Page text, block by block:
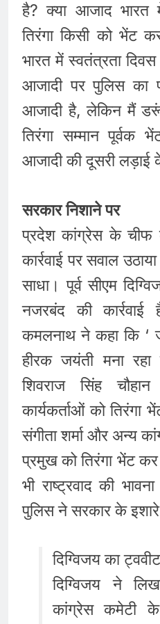
है? क्या आजाद भारत
तिरंगा किसी को भेंट
भारत में स्वतंत्रता
आजादी पर पुलिस का
आजादी है, लेकिन मैं
तिरंगा सम्मान पूर्वक
आजादी की दूसरी लड़ाई
सरकार निशाने पर
प्रदेश कांग्रेस के चीफ
कार्रवाई पर सवाल
साधा। पूर्व सीएम
नजरबंद की
कमलनाथ ने कहा कि ‘
हीरक जयंती मना
शिवराज सिंह
कार्यकर्ताओं को तिरंगा
संगीता शर्मा और अन्य
प्रमुख को तिरंगा भेंट
भी राष्ट्रवाद की
पुलिस ने सरकार के
दिग्विजय का ट्ववीट
दिग्विजय ने
कांग्रेस कमेटी